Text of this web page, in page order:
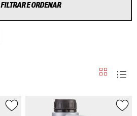
FILTRAR E ORDENAR